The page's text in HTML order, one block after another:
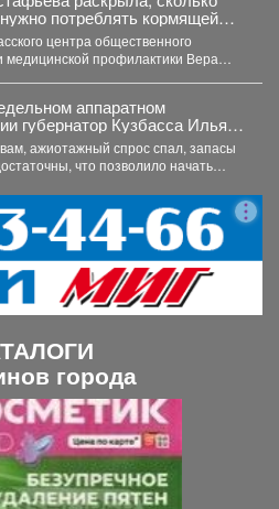
потреблять кормящей
центра общественного
медицинской профилактики Вера
аппаратном
губернатор Кузбасса Илья
о стабилизации
с топливом в регионе.
ажиотажный спрос спал, запасы
что позволило начать
города